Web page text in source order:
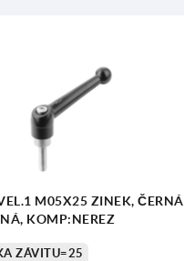
M05X25 ZINEK, ČERNÁ
KOMP:NEREZ
ZÁVITU=25